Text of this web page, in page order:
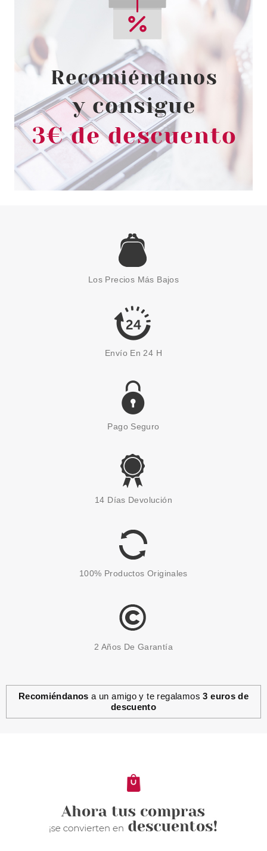
CLARINS
CLARINS EMBELLECEDOR
LABIOS 01 ROSE SHIMMER
-36%
desde
18.30€
CHRISTIAN DIOR
CHRISTIAN DIOR DIOR
CONTOUR PEN 999 ROUGE
DIOR 1.2 GR
18.66€
OPI
OPI LACA DE UÑAS GIFT OF
GOLD NEVER GETS OLD J12
5.50€
THUYA
5.60€
Los Precios Más Bajos
Envío En 24 H
Pago Seguro
14 Días Devolución
100% Productos Originales
2 Años De Garantía
Recomiéndanos a un amigo y te regalamos3 euros de
descuento